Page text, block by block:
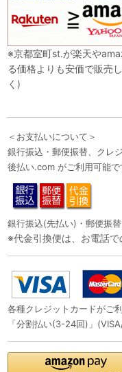
※京都室町st.が楽天や
る価格よりも安価で販売
く)
＜お支払いについて＞
銀行振込・郵便振替、クレ
後払い.com がご利用可能で
銀行振込(先払い)・郵便振
※代金引換便は、お電話で
各種クレジットカードがご
「分割払い(3-24回)」